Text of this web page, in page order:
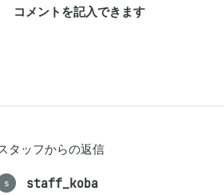
コメントを記入できます
タッフからの返信
s staff_koba